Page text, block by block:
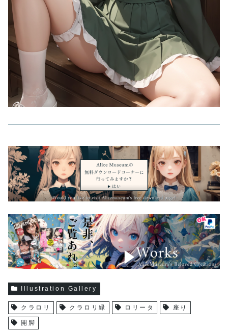
Illustration Gallery
クラロリ クラロリ緑 ロリータ 座り
開脚